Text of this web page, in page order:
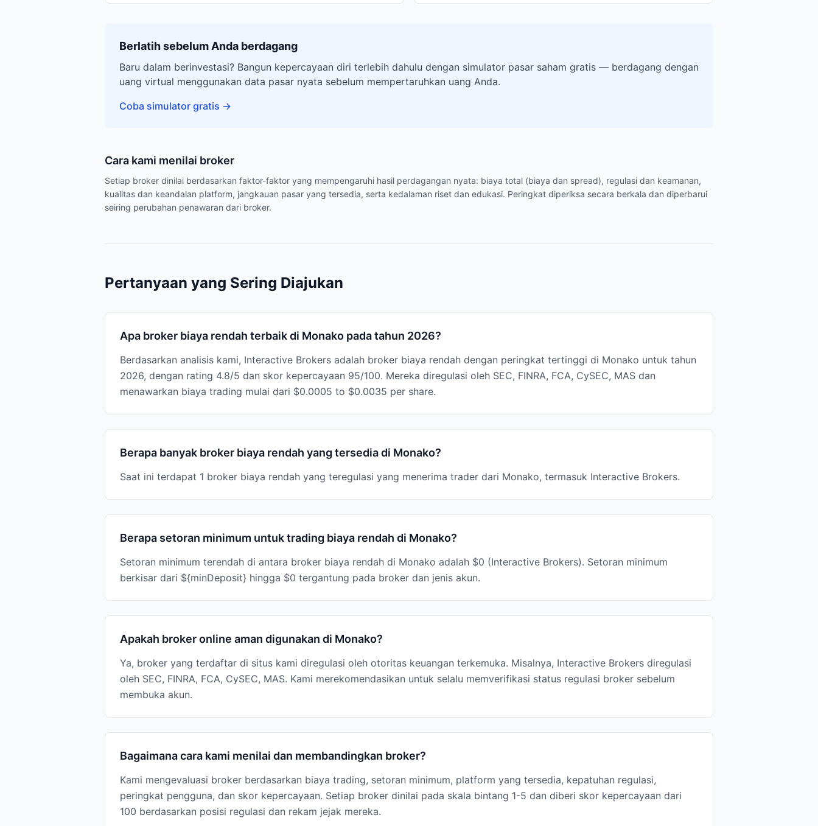
Berlatih sebelum Anda berdagang
Baru dalam berinvestasi? Bangun kepercayaan diri terlebih dahulu dengan simulator pasar saham gratis — berdagang dengan
uang virtual menggunakan data pasar nyata sebelum mempertaruhkan uang Anda.
Coba simulator gratis →
Cara kami menilai broker
Setiap broker dinilai berdasarkan faktor-faktor yang mempengaruhi hasil perdagangan nyata: biaya total (biaya dan spread), regulasi dan keamanan,
kualitas dan keandalan platform, jangkauan pasar yang tersedia, serta kedalaman riset dan edukasi. Peringkat diperiksa secara berkala dan diperbarui
seiring perubahan penawaran dari broker.
Pertanyaan yang Sering Diajukan
Apa broker biaya rendah terbaik di Monako pada tahun 2026?
Berdasarkan analisis kami, Interactive Brokers adalah broker biaya rendah dengan peringkat tertinggi di Monako untuk tahun
2026, dengan rating 4.8/5 dan skor kepercayaan 95/100. Mereka diregulasi oleh SEC, FINRA, FCA, CySEC, MAS dan
menawarkan biaya trading mulai dari $0.0005 to $0.0035 per share.
Berapa banyak broker biaya rendah yang tersedia di Monako?
Saat ini terdapat 1 broker biaya rendah yang teregulasi yang menerima trader dari Monako, termasuk Interactive Brokers.
Berapa setoran minimum untuk trading biaya rendah di Monako?
Setoran minimum terendah di antara broker biaya rendah di Monako adalah $0 (Interactive Brokers). Setoran minimum
berkisar dari ${minDeposit} hingga $0 tergantung pada broker dan jenis akun.
Apakah broker online aman digunakan di Monako?
Ya, broker yang terdaftar di situs kami diregulasi oleh otoritas keuangan terkemuka. Misalnya, Interactive Brokers diregulasi
oleh SEC, FINRA, FCA, CySEC, MAS. Kami merekomendasikan untuk selalu memverifikasi status regulasi broker sebelum
membuka akun.
Bagaimana cara kami menilai dan membandingkan broker?
Kami mengevaluasi broker berdasarkan biaya trading, setoran minimum, platform yang tersedia, kepatuhan regulasi,
peringkat pengguna, dan skor kepercayaan. Setiap broker dinilai pada skala bintang 1-5 dan diberi skor kepercayaan dari
100 berdasarkan posisi regulasi dan rekam jejak mereka.